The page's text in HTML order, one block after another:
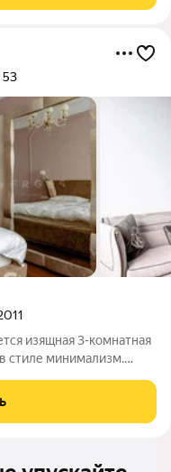
53
изящная 3-комнатная
стиле минимализм.
выполнена с